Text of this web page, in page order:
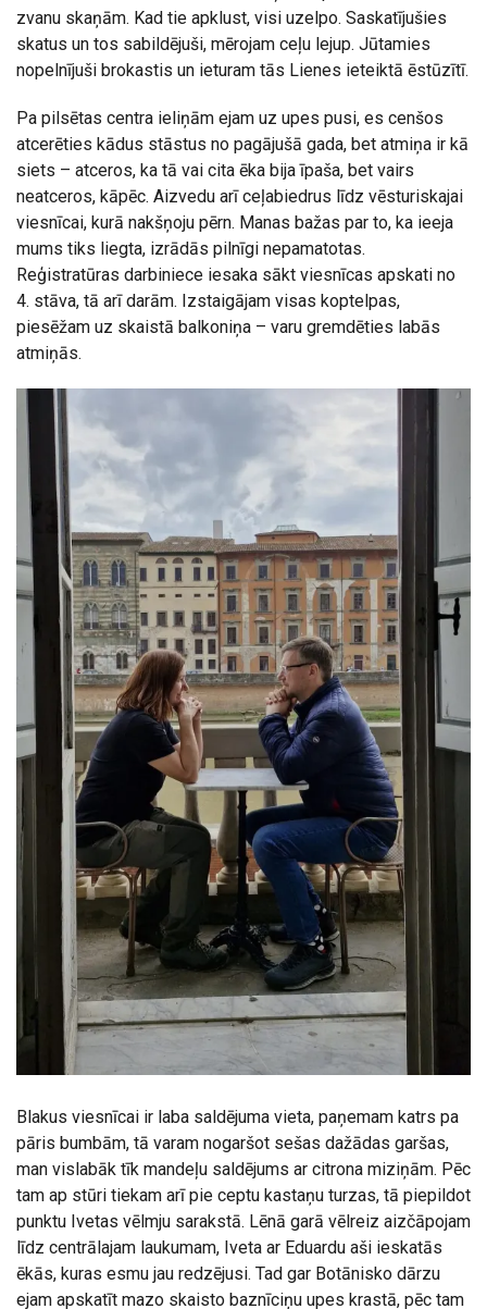
zvanu skaņām. Kad tie apklust, visi uzelpo. Saskatījušies
skatus un tos sabildējuši, mērojam ceļu lejup. Jūtamies
nopelnījuši brokastis un ieturam tās Lienes ieteiktā ēstūzītī.
Pa pilsētas centra ieliņām ejam uz upes pusi, es cenšos
atcerēties kādus stāstus no pagājušā gada, bet atmiņa ir kā
siets – atceros, ka tā vai cita ēka bija īpaša, bet vairs
neatceros, kāpēc. Aizvedu arī ceļabiedrus līdz vēsturiskajai
viesnīcai, kurā nakšņoju pērn. Manas bažas par to, ka ieeja
mums tiks liegta, izrādās pilnīgi nepamatotas.
Reģistratūras darbiniece iesaka sākt viesnīcas apskati no
4. stāva, tā arī darām. Izstaigājam visas koptelpas,
piesēžam uz skaistā balkoniņa – varu gremdēties labās
atmiņās.
Blakus viesnīcai ir laba saldējuma vieta, paņemam katrs pa
pāris bumbām, tā varam nogaršot sešas dažādas garšas,
man vislabāk tīk mandeļu saldējums ar citrona miziņām. Pēc
tam ap stūri tiekam arī pie ceptu kastaņu turzas, tā piepildot
punktu Ivetas vēlmju sarakstā. Lēnā garā vēlreiz aizčāpojam
līdz centrālajam laukumam, Iveta ar Eduardu aši ieskatās
ēkās, kuras esmu jau redzējusi. Tad gar Botānisko dārzu
ejam apskatīt mazo skaisto baznīciņu upes krastā, pēc tam